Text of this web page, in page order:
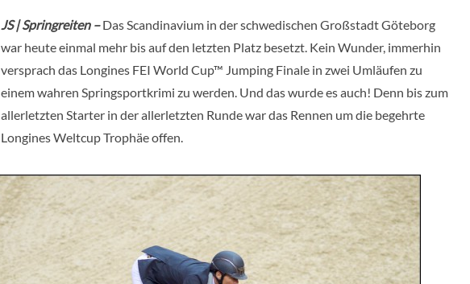
JS | Springreiten –Das Scandinavium in der schwedischen Großstadt Göteborg
war heute einmal mehr bis auf den letzten Platz besetzt. Kein Wunder, immerhin
versprach das Longines FEI World Cup™ Jumping Finale in zwei Umläufen zu
einem wahren Springsportkrimi zu werden. Und das wurde es auch! Denn bis zum
allerletzten Starter in der allerletzten Runde war das Rennen um die begehrte
Longines Weltcup Trophäe offen.